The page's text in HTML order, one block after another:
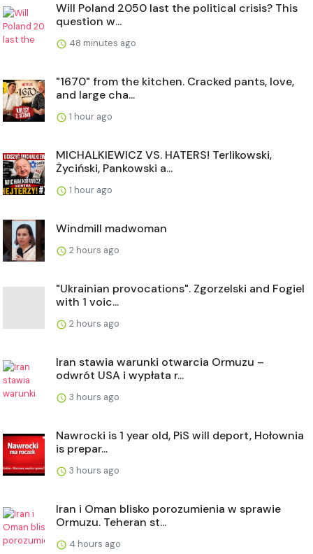
Will Poland 2050 last the political crisis? This
question w...
48 minutes ago
"1670" from the kitchen. Cracked pants, love,
and large cha...
1 hour ago
MICHALKIEWICZ VS. HATERS! Terlikowski,
Życiński, Pankowski a...
1 hour ago
Windmill madwoman
2 hours ago
"Ukrainian provocations". Zgorzelski and Fogiel
with 1 voic...
2 hours ago
Iran stawia warunki otwarcia Ormuzu –
odwrót USA i wypłata r...
3 hours ago
Nawrocki is 1 year old, PiS will deport, Hołownia
is prepar...
3 hours ago
Iran i Oman blisko porozumienia w sprawie
Ormuzu. Teheran st...
4 hours ago